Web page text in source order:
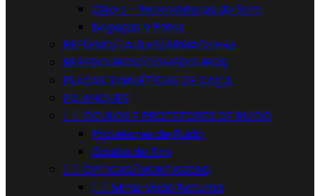
Chip s - Reprodutores de Som
Negaças e Patos
REFÚGIO/JAULAS/ARMADILHAS
BEBEDOUROS/COMEDOUROS
PLACAS SINALÉTICAS DE CAÇA
PALANQUES
  ÓCULOS E PROTETORES DE RUIDO
Protetores de Ruido
Óculos de Tiro
  ÓPTICAS/MONTAGENS
  Miras Visão Noturna